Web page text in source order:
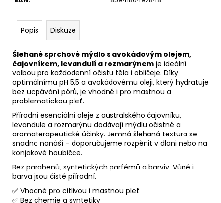
Popis Diskuze
Šlehané sprchové mýdlo s avokádovým olejem,
čajovníkem, levandulí a rozmarýnem je ideální
volbou pro každodenní očistu těla i obličeje. Díky
optimálnímu pH 5,5 a avokádovému oleji, který hydratuje
bez ucpávání pórů, je vhodné i pro mastnou a
problematickou pleť.
Přírodní esenciální oleje z australského čajovníku,
levandule a rozmarýnu dodávají mýdlu očistné a
aromaterapeutické účinky. Jemná šlehaná textura se
snadno nanáší – doporučujeme rozpěnit v dlani nebo na
konjakové houbičce.
Bez parabenů, syntetických parfémů a barviv. Vůně i
barva jsou čistě přírodní.
✅ Vhodné pro citlivou i mastnou pleť
✅ Bez chemie a syntetiky